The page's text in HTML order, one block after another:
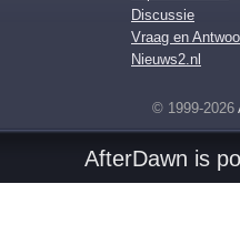
Discussie
Vraag en
Nieuws2.nl
© 1999-2026
AfterDawn is